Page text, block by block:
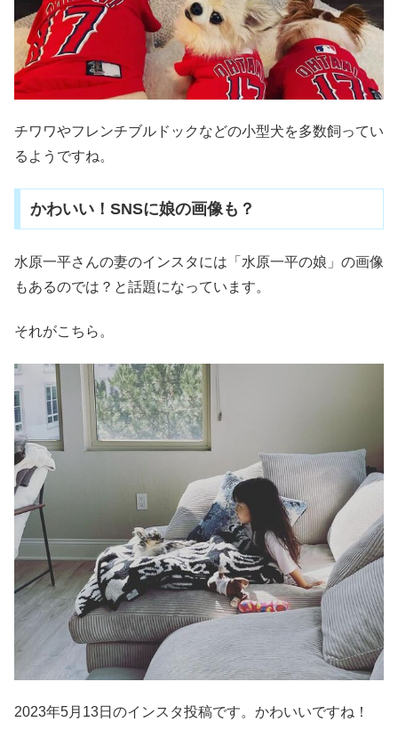
チワワやフレンチブルドックなどの小型犬を多数飼ってい
るようですね。
かわいい！SNSに娘の画像も？
水原一平さんの妻のインスタには「水原一平の娘」の画像
もあるのでは？と話題になっています。
それがこちら。
2023年5月13日のインスタ投稿です。かわいいですね！